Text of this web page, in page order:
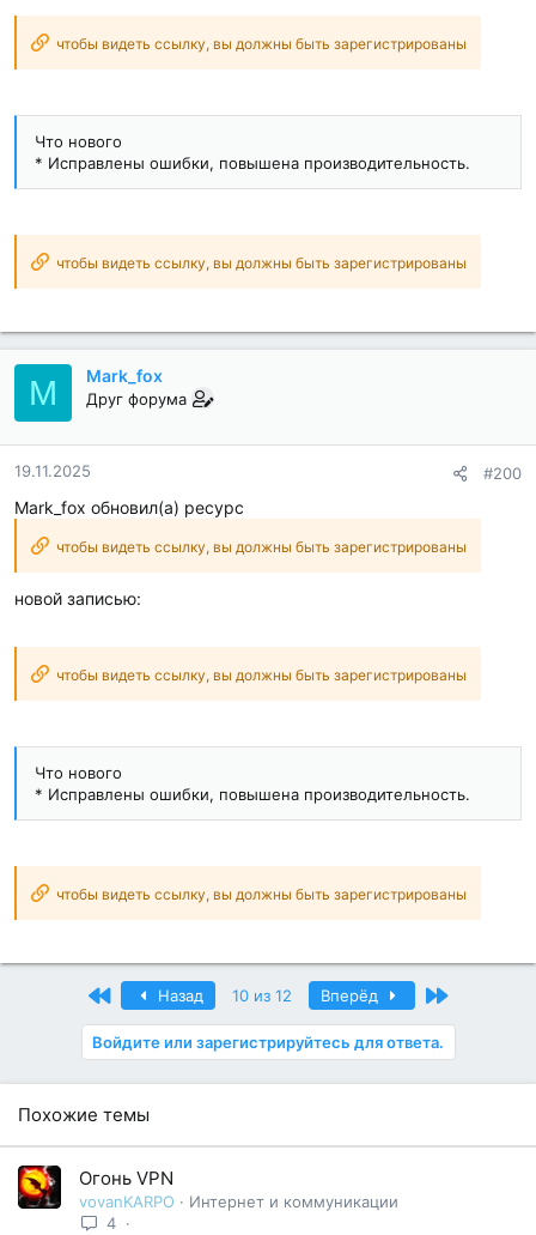
чтобы видеть ссылку, вы должны быть зарегистрированы
Что нового
* Исправлены ошибки, повышена производительность.
чтобы видеть ссылку, вы должны быть зарегистрированы
M Mark_fox
Друг форума
19.11.2025 #200
Mark_fox обновил(а) ресурс
чтобы видеть ссылку, вы должны быть зарегистрированы
новой записью:
чтобы видеть ссылку, вы должны быть зарегистрированы
Что нового
* Исправлены ошибки, повышена производительность.
чтобы видеть ссылку, вы должны быть зарегистрированы
ПервыйНазад 10 из 12 Вперёд Последний
Войдите или зарегистрируйтесь для ответа.
Похожие темы
Огонь VPN
vovanKARPO
Интернет и коммуникации
4